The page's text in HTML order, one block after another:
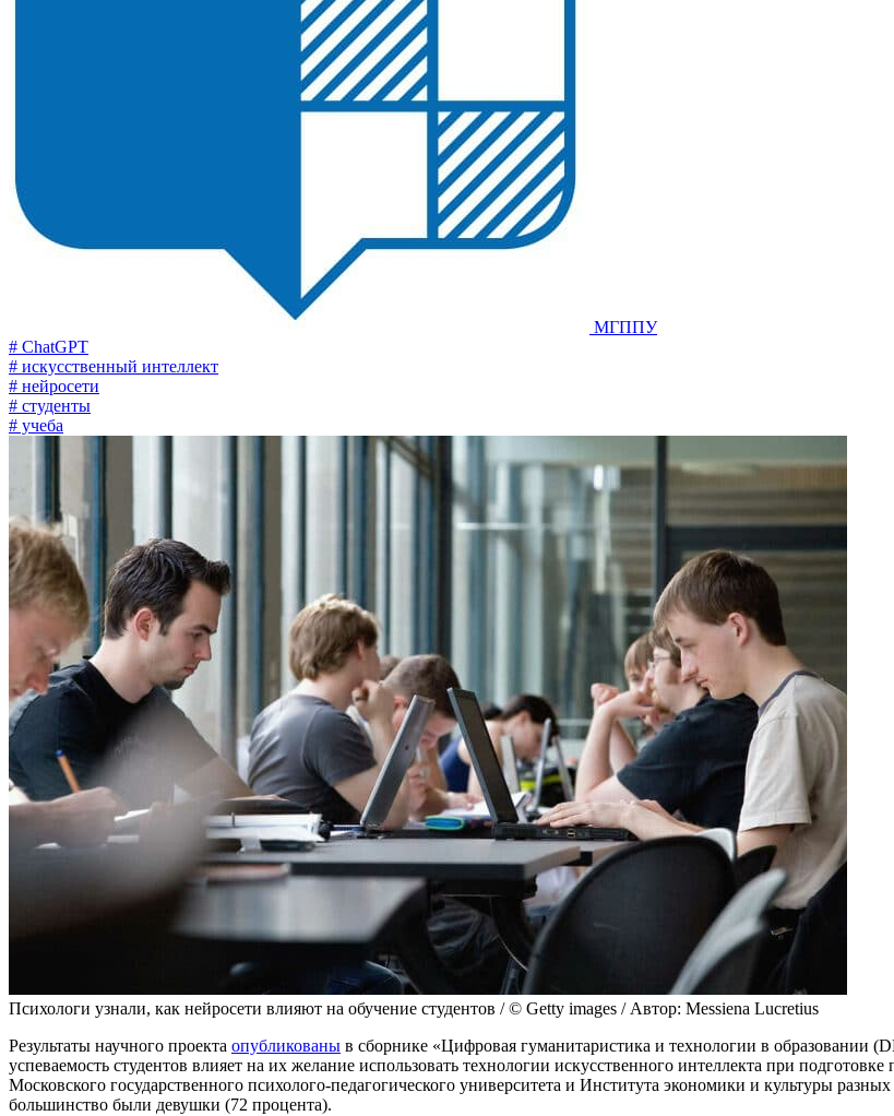
МГППУ
# ChatGPT
# искусственный интеллект
# нейросети
# студенты
# учеба
Психологи узнали, как нейросети влияют на обучение студентов / © Getty images / Автор: Messiena Lucretius
Результаты научного проекта опубликованы в сборнике «Цифровая гуманитаристика и технологии в образовании
успеваемость студентов влияет на их желание использовать технологии искусственного интеллекта при
Московского государственного психолого-педагогического университета и Института экономики и культуры
большинство были девушки (72 процента).